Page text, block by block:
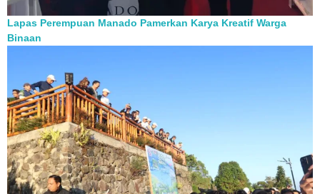
Lapas Perempuan Manado Pamerkan Karya Kreatif Warga
Binaan